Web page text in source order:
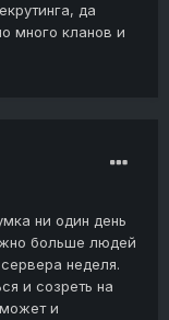
да
много кланов и
ни один день
больше людей
неделя.
и созреть на
может и